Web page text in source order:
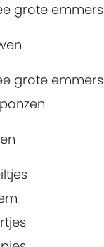
grote emmers
grote emmers